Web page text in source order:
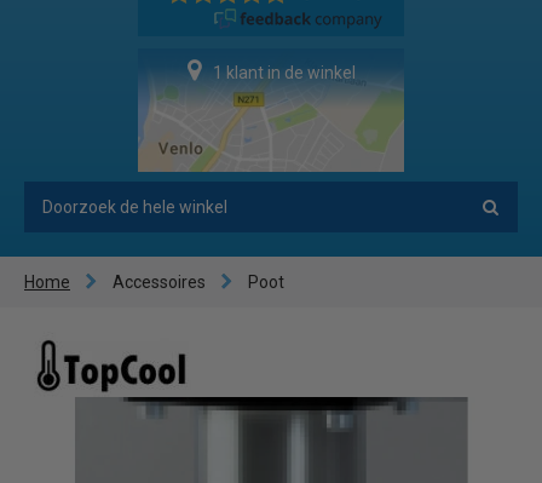
1 klant in de winkel
Home Accessoires Poot